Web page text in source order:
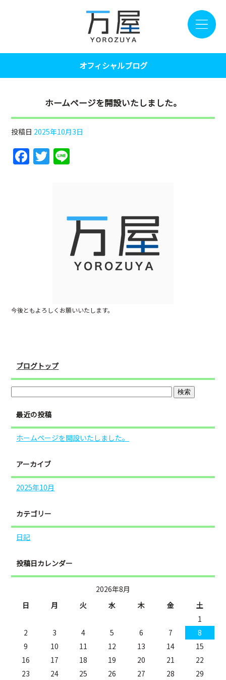
オフィシャルブログ
ホームページを開設いたしました。
投稿日 2025年10月3日
F
a
T
w
今後ともよろしくお願いいたします。
ブログトップ
最近の投稿
ホームページを開設いたしました。
アーカイブ
2025年10月
カテゴリー
日記
投稿日カレンダー
2026年8月
日
月 火 水 木 金
土
1
2
3 4 5 6 7
8
9
10 11 12 13 14
15
16
17 18 19 20 21
22
23
24 25 26 27 28 29